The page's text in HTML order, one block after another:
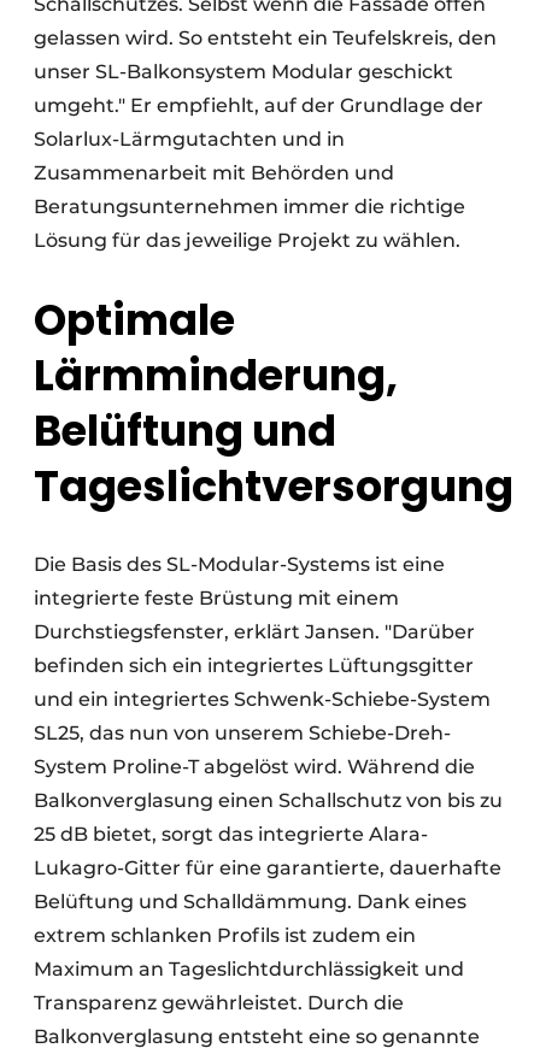
gelassen wird. So entsteht ein Teufelskreis, den
unser SL-Balkonsystem Modular geschickt
umgeht." Er empfiehlt, auf der Grundlage der
Solarlux-Lärmgutachten und in
Zusammenarbeit mit Behörden und
Beratungsunternehmen immer die richtige
Lösung für das jeweilige Projekt zu wählen.
Optimale
Lärmminderung,
Belüftung und
Tageslichtversorgung
Die Basis des SL-Modular-Systems ist eine
integrierte feste Brüstung mit einem
Durchstiegsfenster, erklärt Jansen. "Darüber
befinden sich ein integriertes Lüftungsgitter
und ein integriertes Schwenk-Schiebe-System
SL25, das nun von unserem Schiebe-Dreh-
System Proline-T abgelöst wird. Während die
Balkonverglasung einen Schallschutz von bis zu
25 dB bietet, sorgt das integrierte Alara-
Lukagro-Gitter für eine garantierte, dauerhafte
Belüftung und Schalldämmung. Dank eines
extrem schlanken Profils ist zudem ein
Maximum an Tageslichtdurchlässigkeit und
Transparenz gewährleistet. Durch die
Balkonverglasung entsteht eine so genannte